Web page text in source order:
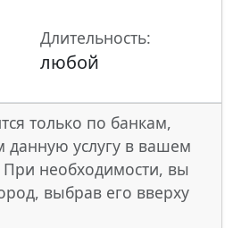
Длительность:
любой
только по банкам,
услугу в вашем
необходимости, вы
выбрав его вверху